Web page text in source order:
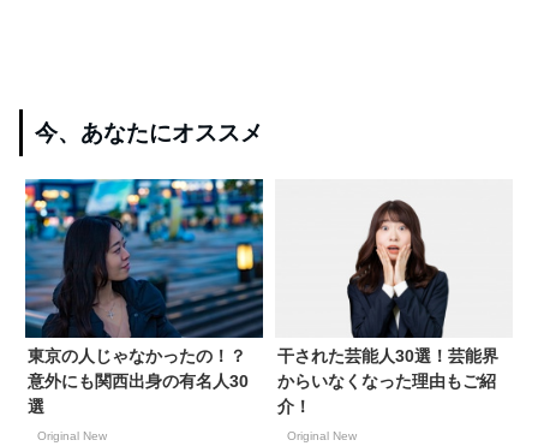
今、あなたにオススメ
東京の人じゃなかったの！？
意外にも関西出身の有名人30
選
Original New
干された芸能人30選！芸能界
からいなくなった理由もご紹
介！
Original New